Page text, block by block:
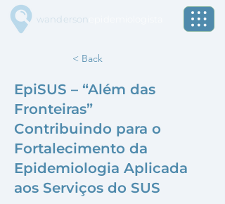
wanderson
< Back
EpiSUS – “Além das
Fronteiras”
Contribuindo para o
Fortalecimento da
Epidemiologia Aplicada
aos Serviços do SUS